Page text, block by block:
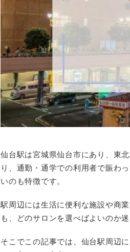
仙台駅は宮城県仙台市にあり、東
り、通勤・通学での利用者で賑わ
いのも特徴です。
駅周辺には生活に便利な施設や商
も、どのサロンを選べばよいのか
そこでこの記事では、仙台駅周辺